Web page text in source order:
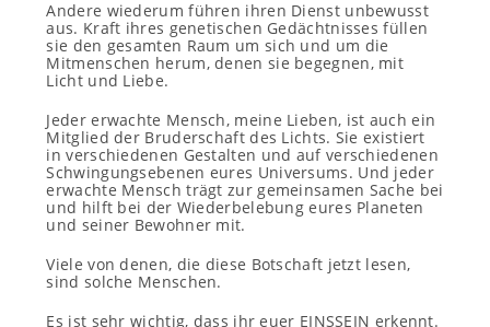
Andere wiederum führen ihren Dienst unbewusst
aus. Kraft ihres genetischen Gedächtnisses füllen
sie den gesamten Raum um sich und um die
Mitmenschen herum, denen sie begegnen, mit
Licht und Liebe.
Jeder erwachte Mensch, meine Lieben, ist auch ein
Mitglied der Bruderschaft des Lichts. Sie existiert
in verschiedenen Gestalten und auf verschiedenen
Schwingungsebenen eures Universums. Und jeder
erwachte Mensch trägt zur gemeinsamen Sache bei
und hilft bei der Wiederbelebung eures Planeten
und seiner Bewohner mit.
Viele von denen, die diese Botschaft jetzt lesen,
sind solche Menschen.
Es ist sehr wichtig, dass ihr euer EINSSEIN erkennt.